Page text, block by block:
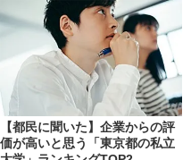
【都民に聞いた】企業からの評
価が高いと思う「東京都の私立